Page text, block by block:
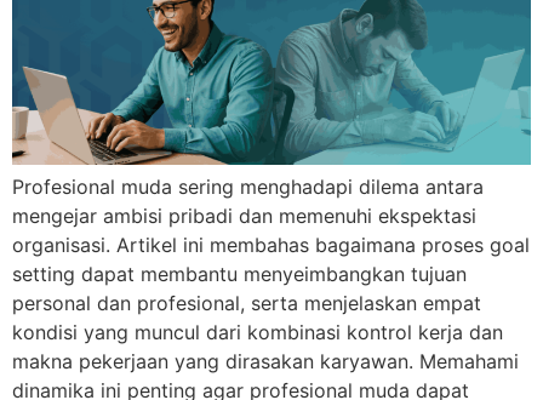
Profesional muda sering menghadapi dilema antara
mengejar ambisi pribadi dan memenuhi ekspektasi
organisasi. Artikel ini membahas bagaimana proses goal
setting dapat membantu menyeimbangkan tujuan
personal dan profesional, serta menjelaskan empat
kondisi yang muncul dari kombinasi kontrol kerja dan
makna pekerjaan yang dirasakan karyawan. Memahami
dinamika ini penting agar profesional muda dapat